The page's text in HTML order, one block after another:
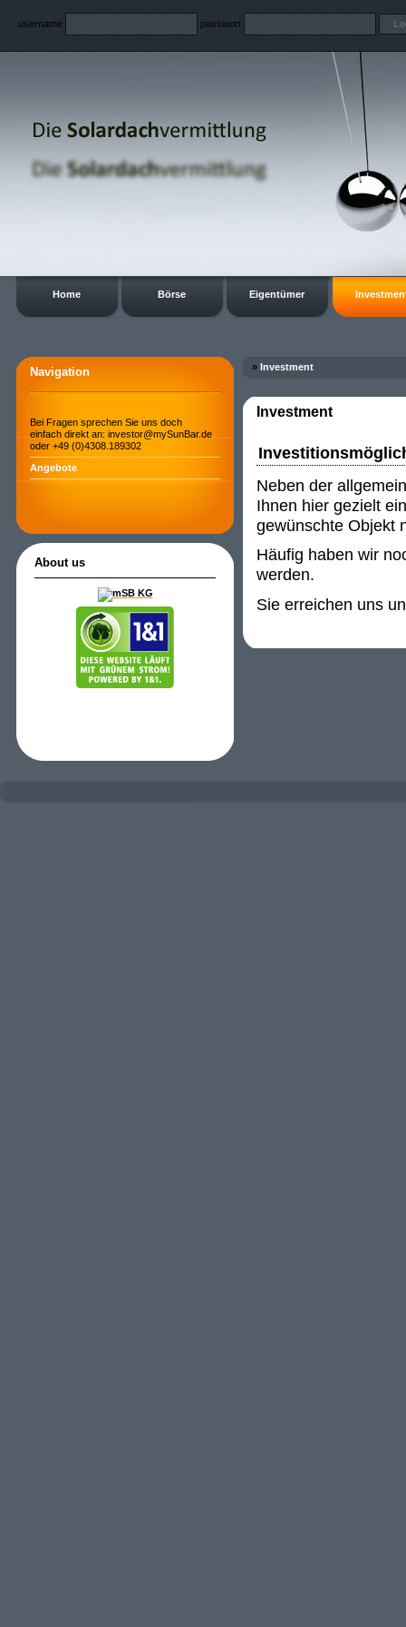
username passwort
Home Börse Eigentümer
Navigation
Bei Fragen sprechen Sie uns doch
einfach direkt an: investor@mySunBar.de
oder +49 (0)4308.189302
Angebote
About us
» Investment
Investment
Neben der
Ihnen hier gezielt
gewünschte Objekt
Häufig haben wir
werden.
Sie erreichen uns